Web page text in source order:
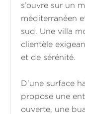
s’ouvre sur un
méditerranéen
sud. Une villa
clientèle
et de sérénité.
D'une surface
propose une
ouverte, une